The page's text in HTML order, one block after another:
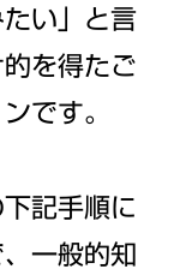
い」と言
を得たご
です。
記手順に
一般的知